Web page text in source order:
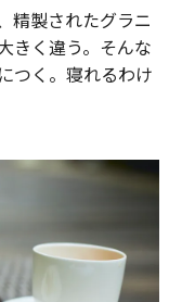
精製されたグラニ
きく違う。そんな
つく。寝れるわけ